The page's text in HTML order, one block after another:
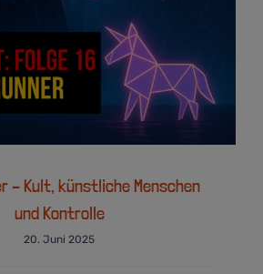
– Kult, künstliche Menschen
und Kontrolle
20. Juni 2025